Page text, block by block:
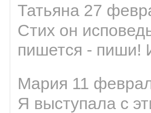
Татьяна 27
Стих он
пишется - пиши!
Мария 11
Я выступала с